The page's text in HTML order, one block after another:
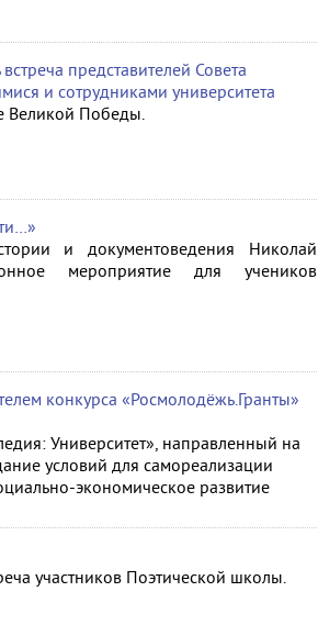
представителей Совета
и сотрудниками университета
Великой Победы.
и документоведения Николай
мероприятие для учеников
конкурса «Росмолодёжь.Гранты»
Университет», направленный на
условий для самореализации
экономическое развитие
участников Поэтической школы.